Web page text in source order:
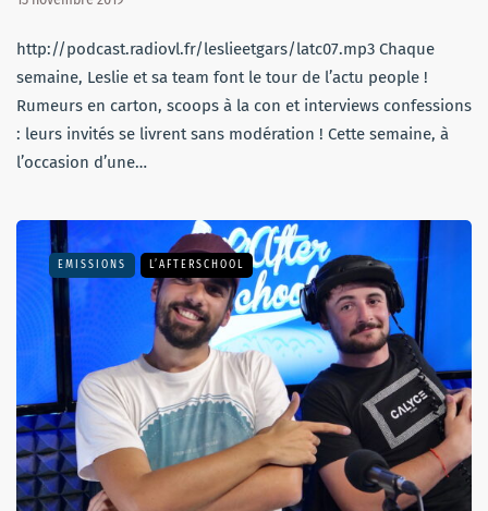
http://podcast.radiovl.fr/leslieetgars/latc07.mp3 Chaque
semaine, Leslie et sa team font le tour de l’actu people !
Rumeurs en carton, scoops à la con et interviews confessions
: leurs invités se livrent sans modération ! Cette semaine, à
l’occasion d’une…
EMISSIONS L’AFTERSCHOOL